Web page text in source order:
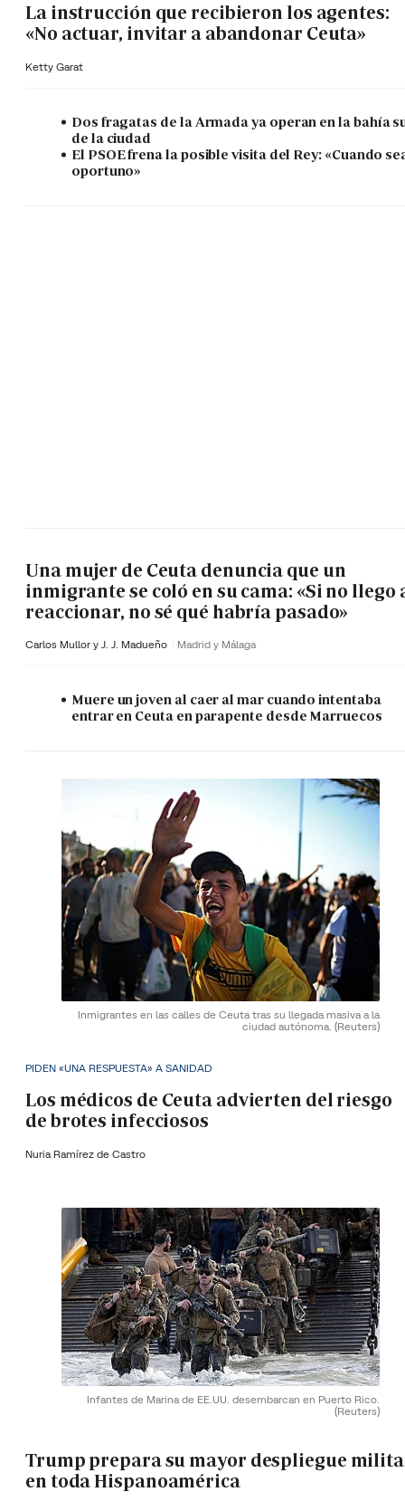
La instrucción que recibieron los agentes:
«No actuar, invitar a abandonar Ceuta»
Ketty Garat
Dos fragatas de la Armada ya operan en la bahía
de la ciudad
El PSOE frena la posible visita del Rey: «Cuando
oportuno»
Una mujer de Ceuta denuncia que un
inmigrante se coló en su cama: «Si no llego
reaccionar, no sé qué habría pasado»
Carlos Mullor y J. J. Madueño Madrid y Málaga
Muere un joven al caer al mar cuando intentaba
entrar en Ceuta en parapente desde Marruecos
Inmigrantes en las calles de Ceuta tras su llegada masiva a la
ciudad autónoma. (Reuters)
PIDEN «UNA RESPUESTA» A SANIDAD
Los médicos de Ceuta advierten del riesgo
de brotes infecciosos
Nuria Ramírez de Castro
Infantes de Marina de EE.UU. desembarcan en Puerto Rico.
(Reuters)
Trump prepara su mayor despliegue
en toda Hispanoamérica